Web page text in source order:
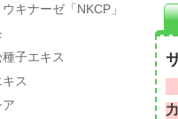
キナーゼ「NKCP」
子エキス
ス